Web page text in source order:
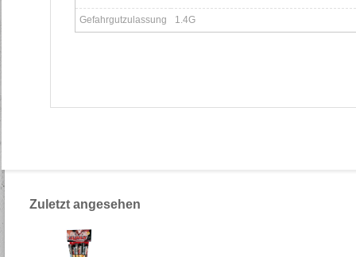
Gefahrgutzulassung 1.4G
Zuletzt angesehen